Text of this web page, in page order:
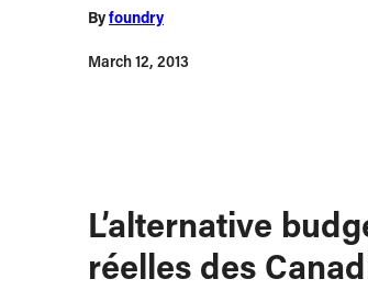
Byfoundry
March 12, 2013
L’alternative
réelles des